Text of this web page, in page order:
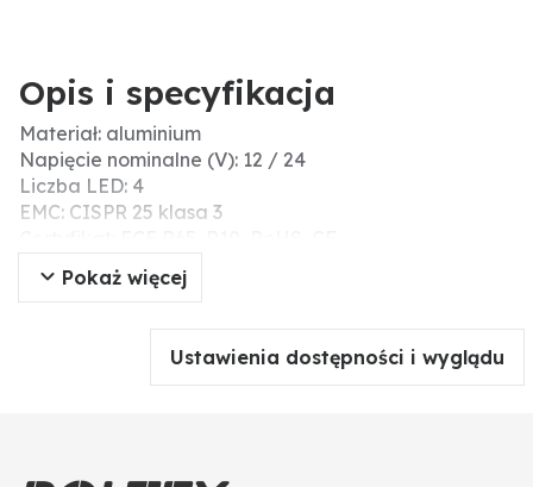
Opis i specyfikacja
Materiał: aluminium
Napięcie nominalne (V): 12 / 24
Liczba LED: 4
EMC: CISPR 25 klasa 3
Mocowanie: przykręcana, rozstaw otworów 88 mm
Żarówka: LED
Temperatura zastosowania (°C): -30 / +65
możliwością synchronizacji
Pokaż więcej
Ustawienia dostępności i wyglądu